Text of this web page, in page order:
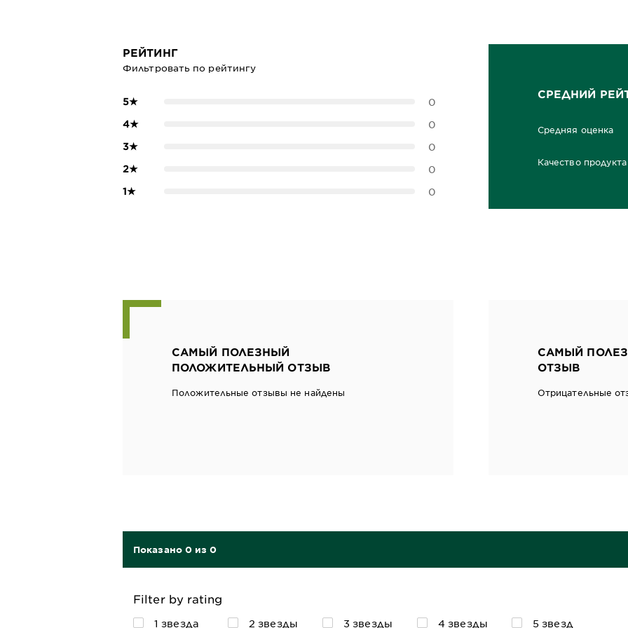
РЕЙТИНГ
Фильтровать по рейтингу
5★ 0
4★ 0
3★ 0
2★ 0
1★ 0
СРЕДНИЙ
Средняя оценка
0,0 out of 5 stars
Качество продукта
0,0 out of 5 stars
САМЫЙ ПОЛЕЗНЫЙ
ПОЛОЖИТЕЛЬНЫЙ ОТЗЫВ
Положительные отзывы не найдены
САМЫЙ
ОТЗЫВ
Отрицательные
Показано 0 из 0
Filter by rating
1 звезда 2 звезды 3 звезды 4 звезды 5 звезд